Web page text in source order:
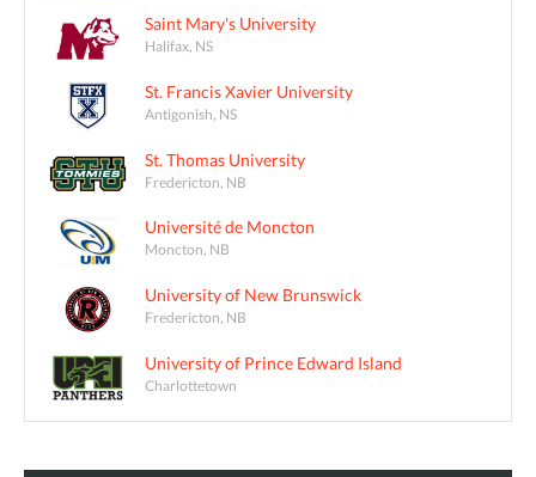
Saint Mary's University
Halifax, NS
St. Francis Xavier University
Antigonish, NS
St. Thomas University
Fredericton, NB
Université de Moncton
Moncton, NB
University of New Brunswick
Fredericton, NB
University of Prince Edward Island
Charlottetown